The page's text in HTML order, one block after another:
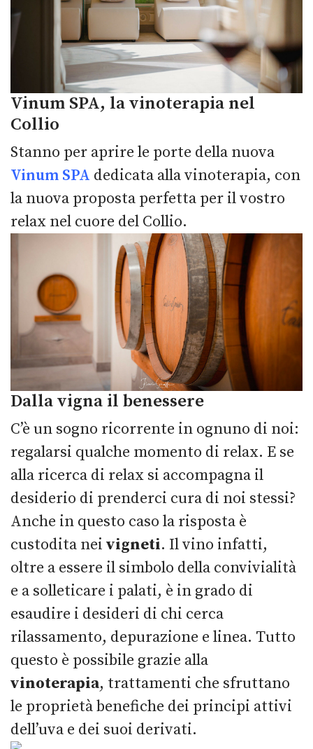
Vinum SPA, la vinoterapia nel
Collio
Stanno per aprire le porte della nuova
Vinum SPA dedicata alla vinoterapia, con
la nuova proposta perfetta per il vostro
relax nel cuore del Collio.
Dalla vigna il benessere
C’è un sogno ricorrente in ognuno di noi:
regalarsi qualche momento di relax. E se
alla ricerca di relax si accompagna il
desiderio di prenderci cura di noi stessi?
Anche in questo caso la risposta è
custodita nei vigneti. Il vino infatti,
oltre a essere il simbolo della convivialità
e a solleticare i palati, è in grado di
esaudire i desideri di chi cerca
rilassamento, depurazione e linea. Tutto
questo è possibile grazie alla
vinoterapia, trattamenti che sfruttano
le proprietà benefiche dei principi attivi
dell’uva e dei suoi derivati.